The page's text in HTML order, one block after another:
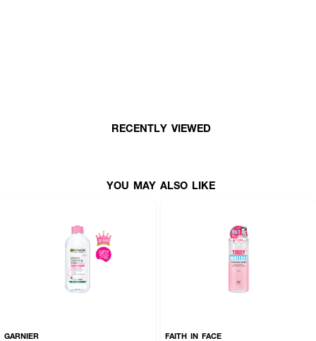
RECENTLY VIEWED
YOU MAY ALSO LIKE
GARNIER
FAITH IN FACE